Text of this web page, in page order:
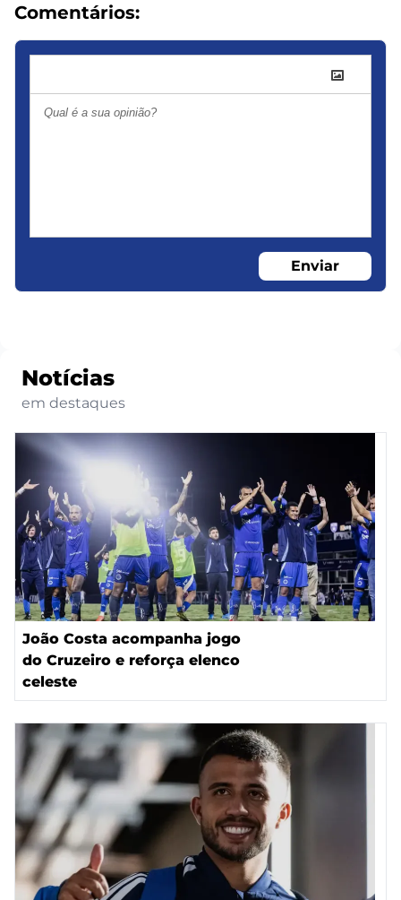
Comentários:
Enviar
Notícias
em destaques
João Costa acompanha jogo
do Cruzeiro e reforça elenco
celeste